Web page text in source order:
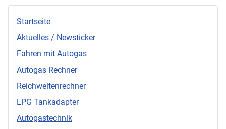
Startseite
Aktuelles / Newsticker
Fahren mit Autogas
Autogas Rechner
Reichweitenrechner
LPG Tankadapter
Autogastechnik